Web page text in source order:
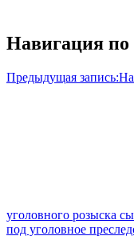
Навигация по
Предыдущая запись:
уголовного розыска
под уголовное